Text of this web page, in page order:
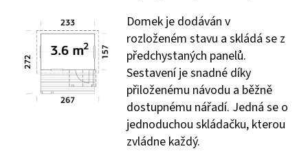
Domek je dodáván v
rozloženém stavu a skládá se z
předchystaných panelů.
Sestavení je snadné díky
přiloženému návodu a běžně
dostupnému nářadí. Jedná se o
jednoduchou skládačku, kterou
zvládne každý.